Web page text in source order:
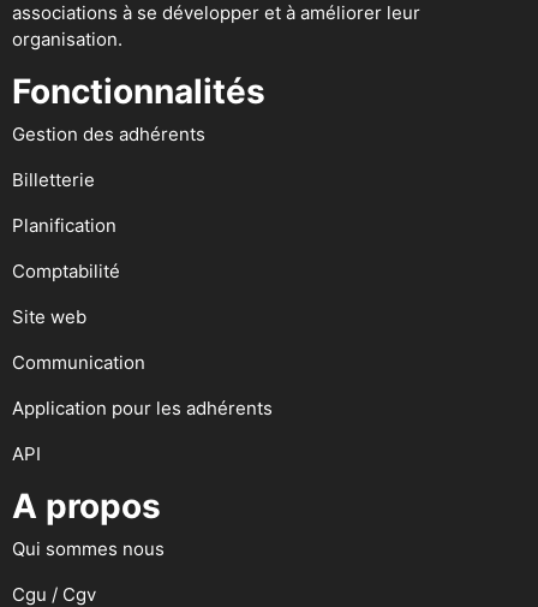
associations à se développer et à améliorer leur
organisation.
Fonctionnalités
Gestion des adhérents
Billetterie
Planification
Comptabilité
Site web
Communication
Application pour les adhérents
API
A propos
Qui sommes nous
Cgu / Cgv